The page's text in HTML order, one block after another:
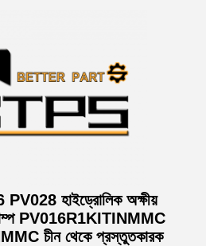
PV028 হাইড্রোলিক অক্ষীয়
পাম্প PV016R1KITINMMC
চীন থেকে প্রস্তুতকারক